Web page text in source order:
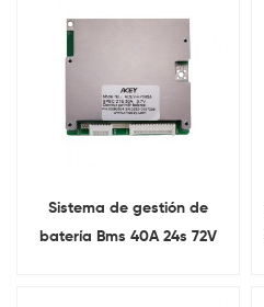
Sistema de gestión de
batería Bms 40A 24s 72V